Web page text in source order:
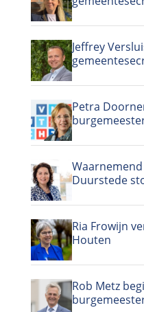
Jeffrey
Petra
Duurstede
Ria Frowijn
Houten
Rob Metz